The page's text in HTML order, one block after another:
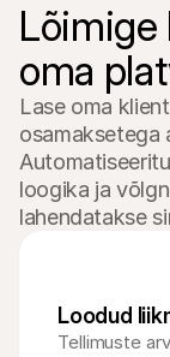
Lõimige
oma
Lase oma
osamaksetega
loogika ja
lahendatakse
Loodud
Tellimuste